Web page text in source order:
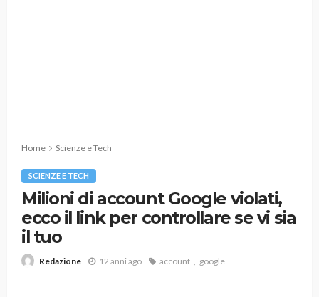
Home Scienze e Tech
SCIENZE E TECH
Milioni di account Google violati,
ecco il link per controllare se vi sia
il tuo
Redazione 12 anni ago account google